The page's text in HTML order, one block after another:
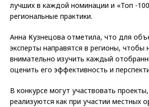
лучших в каждой номинации и «Топ -
региональные практики.
Анна Кузнецова отметила, что для
эксперты направятся в регионы, чтобы
внимательно изучить каждый
оценить его эффективность и
В конкурсе могут участвовать
реализуются как при участии местных